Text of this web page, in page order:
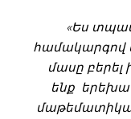
«Ես
համակարգով
մասը բերել
ենք